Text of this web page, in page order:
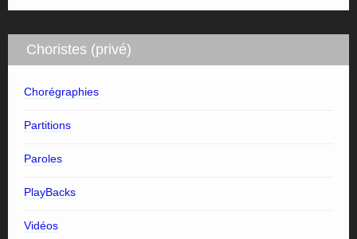
Choristes (privé)
Chorégraphies
Partitions
Paroles
PlayBacks
Vidéos